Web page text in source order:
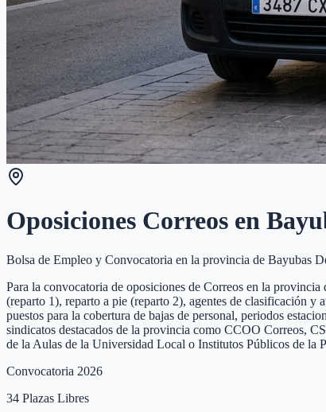
Oposiciones Correos en
Bolsa de Empleo y Convocatoria en la provincia de Bayubas
Para la convocatoria de oposiciones de Correos en la
(reparto 1), reparto a pie (reparto 2), agentes de clasificación
puestos para la cobertura de bajas de personal, periodos
sindicatos destacados de la provincia como CCOO Correos,
de la Aulas de la Universidad Local o Institutos Públicos de la
Convocatoria 2026
34 Plazas Libres